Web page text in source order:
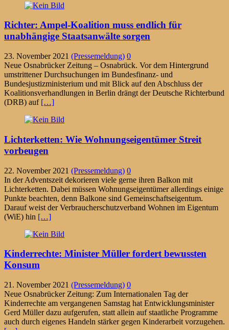
Richter: Ampel-Koalition muss endlich für
unabhängige Staatsanwälte sorgen
23. November 2021 (Pressemeldung) 0
Neue Osnabrücker Zeitung – Osnabrück. Vor dem Hintergrund
umstrittener Durchsuchungen im Bundesfinanz- und
Bundesjustizministerium und mit Blick auf den Abschluss der
Koalitionsverhandlungen in Berlin drängt der Deutsche Richterbund
(DRB) auf […]
Lichterketten: Wie Wohnungseigentümer Streit
vorbeugen
22. November 2021 (Pressemeldung) 0
In der Adventszeit dekorieren viele gerne ihren Balkon mit
Lichterketten. Dabei müssen Wohnungseigentümer allerdings einige
Punkte beachten, denn Balkone sind Gemeinschaftseigentum.
Darauf weist der Verbraucherschutzverband Wohnen im Eigentum
(WiE) hin […]
Kinderrechte: Minister Müller fordert bewussten
Konsum
21. November 2021 (Pressemeldung) 0
Neue Osnabrücker Zeitung: Zum Internationalen Tag der
Kinderrechte am vergangenen Samstag hat Entwicklungsminister
Gerd Müller dazu aufgerufen, statt allein auf staatliche Programme
auch durch eigenes Handeln stärker gegen Kinderarbeit vorzugehen.